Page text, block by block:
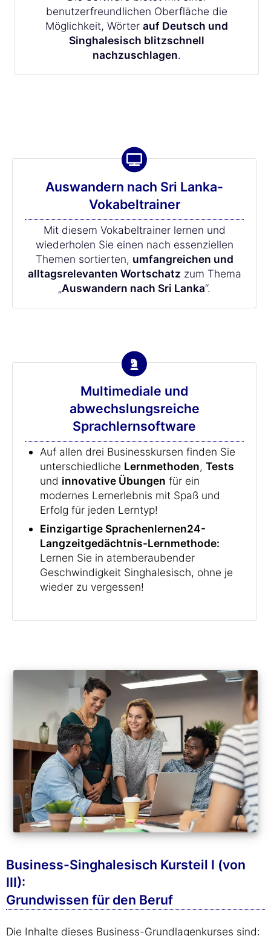
benutzerfreundlichen Oberfläche die
Möglichkeit, Wörter auf Deutsch und
Singhalesisch blitzschnell
nachzuschlagen.
Auswandern nach Sri Lanka-
Vokabeltrainer
Mit diesem Vokabeltrainer lernen und
wiederholen Sie einen nach essenziellen
Themen sortierten, umfangreichen und
alltagsrelevanten Wortschatz zum Thema
„Auswandern nach Sri Lanka“.
Multimediale und
abwechslungsreiche
Sprachlernsoftware
Auf allen drei Businesskursen finden Sie
unterschiedliche Lernmethoden, Tests
und innovative Übungen für ein
modernes Lernerlebnis mit Spaß und
Erfolg für jeden Lerntyp!
Einzigartige Sprachenlernen24-
Langzeitgedächtnis-Lernmethode:
Lernen Sie in atemberaubender
Geschwindigkeit Singhalesisch, ohne je
wieder zu vergessen!
Business-Singhalesisch Kursteil I (von
III):
Grundwissen für den Beruf
Die Inhalte dieses Business-Grundlagenkurses sind: